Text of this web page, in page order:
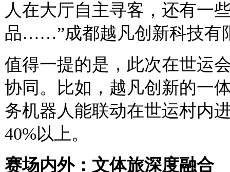
人在大厅自主寻客，还有一
品……”成都越凡创新科技有
值得一提的是，此次在世运
协同。比如，越凡创新的一
务机器人能联动在世运村内
40%以上。
赛场内外：文体旅深度融合